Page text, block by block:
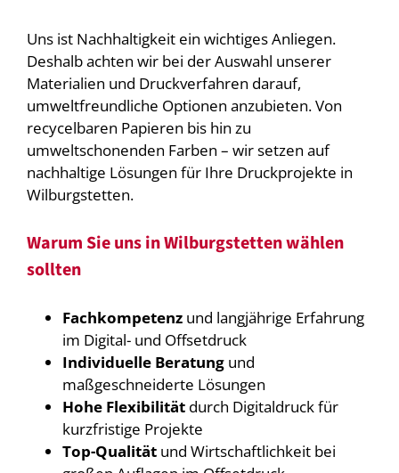
Uns ist Nachhaltigkeit ein wichtiges Anliegen.
Deshalb achten wir bei der Auswahl unserer
Materialien und Druckverfahren darauf,
umweltfreundliche Optionen anzubieten. Von
recycelbaren Papieren bis hin zu
umweltschonenden Farben – wir setzen auf
nachhaltige Lösungen für Ihre Druckprojekte in
Wilburgstetten.
Warum Sie uns in Wilburgstetten wählen
sollten
Fachkompetenzund langjährige Erfahrung
im Digital- und Offsetdruck
Individuelle Beratungund
maßgeschneiderte Lösungen
Hohe Flexibilitätdurch Digitaldruck für
kurzfristige Projekte
Top-Qualitätund Wirtschaftlichkeit bei